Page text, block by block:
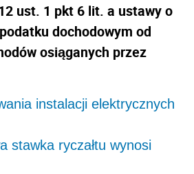
ust. 1 pkt 6 lit. a ustawy o
dochodowym od
osiąganych przez
instalacji elektrycznych
stawka ryczałtu wynosi